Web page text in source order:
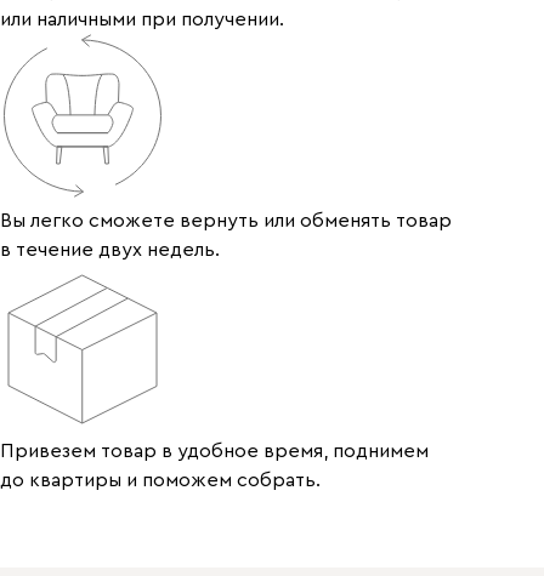
или наличными при получении.
Вы легко сможете вернуть или обменять товар
в течение двух недель.
Привезем товар в удобное время, поднимем
до квартиры и поможем собрать.